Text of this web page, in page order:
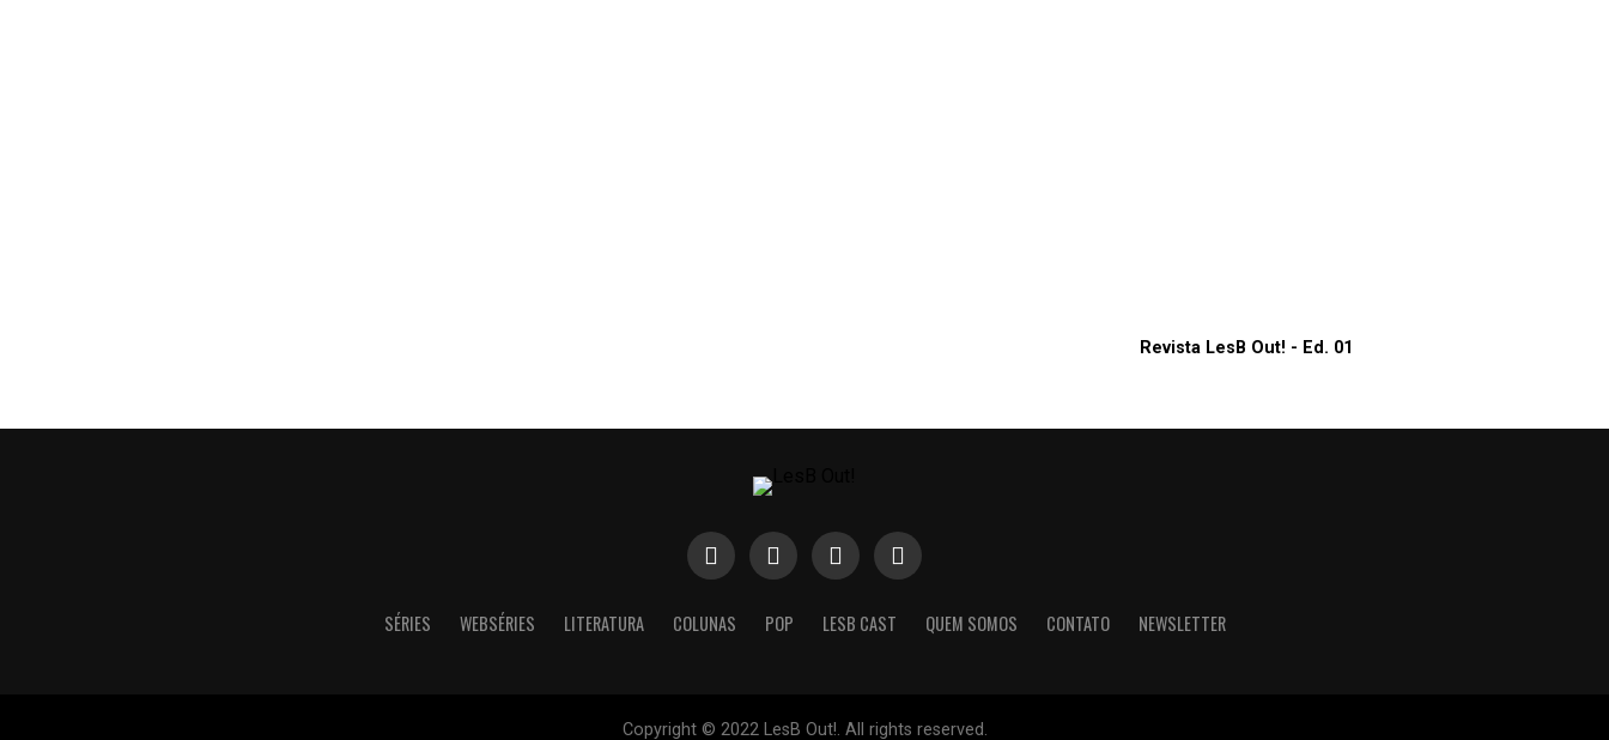
Revista LesB Out! - Ed. 01
SÉRIES WEBSÉRIES LITERATURA COLUNAS POP LESB CAST QUEM SOMOS CONTATO NEWSLETTER
Copyright © 2022 LesB Out!. All rights reserved.